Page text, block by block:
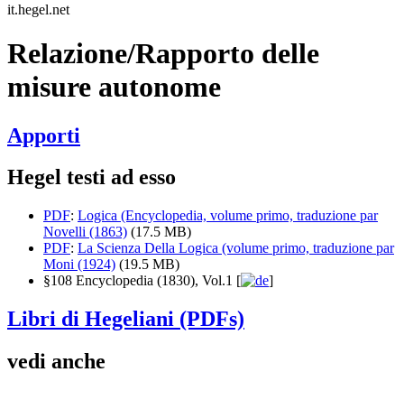
it.hegel.net
Relazione/Rapporto delle
misure autonome
Apporti
Hegel testi ad esso
PDF: Logica (Encyclopedia, volume primo, traduzione par
Novelli (1863) (17.5 MB)
PDF: La Scienza Della Logica (volume primo, traduzione par
Moni (1924) (19.5 MB)
§108 Encyclopedia (1830), Vol.1 [
]
Libri di Hegeliani (PDFs)
vedi anche